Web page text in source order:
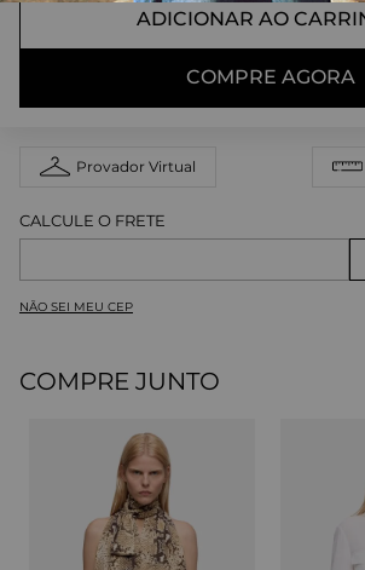
ADICIONAR AO
COMPRE AGORA
Provador Virtual
NÃO SEI MEU CEP
COMPRE JUNTO